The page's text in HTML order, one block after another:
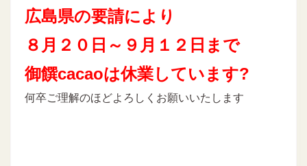
広島県の要請により
８月２０日～９月１２日まで
御饌cacaoは休業しています?
何卒ご理解のほどよろしくお願いいたします